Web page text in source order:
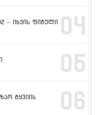
002 – იხვის ფიტული
04
05
ტყვიის
06